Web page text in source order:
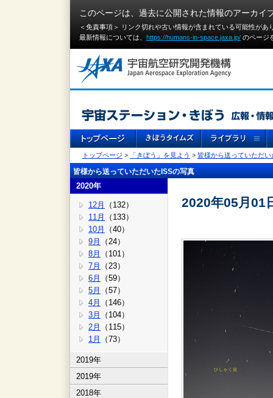
このページは、過去に公開された情報のアーカイ
＜免責事項＞ リンク切れや古い情報が含まれている可能性が
最新情報については、 https://humans-in-space.jaxa.jp/ のページ
トップページ > 「きぼう」を見よう > 皆様から送っていただい
皆様から送っていただいたISSの写真
2020年
12月
（132）
11月
（133）
10月
（40）
9月
（24）
8月
（101）
7月
（23）
6月
（59）
5月
（57）
4月
（146）
3月
（104）
2月
（115）
1月
（73）
2019年
2019年
2018年
2020年05月01